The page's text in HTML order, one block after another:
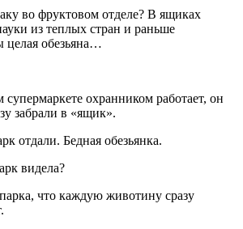
во фруктовом отделе? В ящиках
из теплых стран и раньше
целая обезьяна…
охранником работает, он
забрали в «ящик».
отдали. Бедная обезьянка.
видела?
что каждую животину сразу